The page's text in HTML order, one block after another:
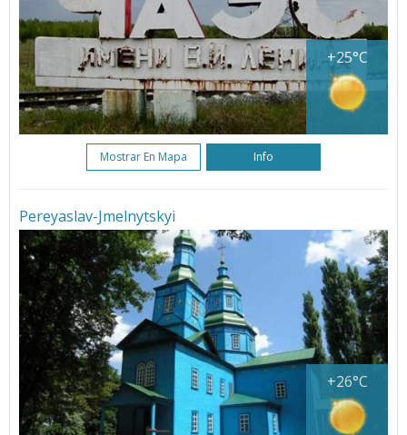
+25°C
Mostrar En Mapa Info
Pereyaslav-Jmelnytskyi
+26°C